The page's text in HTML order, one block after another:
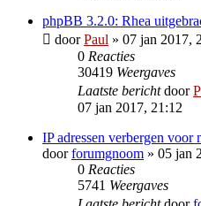
phpBB 3.2.0: Rhea
doorPaul » 07 jan 2017,
0 Reacties
30419 Weergaves
Laatste berichtdoor
07 jan 2017, 21:12
IP adressen verbergen voor
doorforumgnoom » 05 jan
0 Reacties
5741 Weergaves